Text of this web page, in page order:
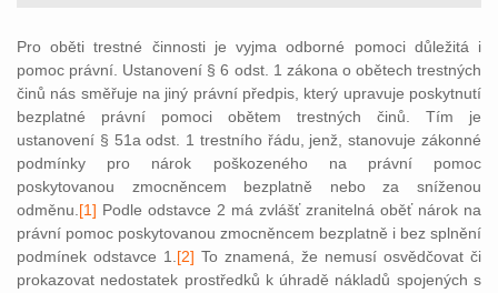
Pro oběti trestné činnosti je vyjma odborné pomoci důležitá i
pomoc právní. Ustanovení § 6 odst. 1 zákona o obětech trestných
činů nás směřuje na jiný právní předpis, který upravuje poskytnutí
bezplatné právní pomoci obětem trestných činů. Tím je
ustanovení § 51a odst. 1 trestního řádu, jenž, stanovuje zákonné
podmínky pro nárok poškozeného na právní pomoc
poskytovanou zmocněncem bezplatně nebo za sníženou
odměnu. [1] Podle odstavce 2 má zvlášť zranitelná oběť nárok na
právní pomoc poskytovanou zmocněncem bezplatně i bez splnění
podmínek odstavce 1. [2] To znamená, že nemusí osvědčovat či
prokazovat nedostatek prostředků k úhradě nákladů spojených s